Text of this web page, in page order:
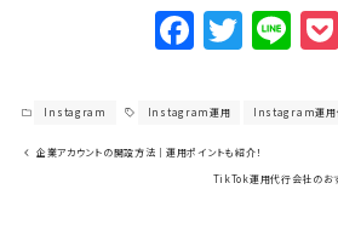
F
a
c
e
b
T
w
it
te
r
Li
n
e
Instagram Instagram運用 Instagram運用
企業アカウントの開設方法｜運用ポイントも紹介！
TikTok運用代行会社のお